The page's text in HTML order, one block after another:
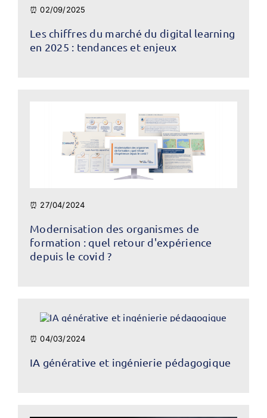
⏰ 02/09/2025
Les chiffres du marché du digital learning
en 2025 : tendances et enjeux
⏰ 27/04/2024
Modernisation des organismes de
formation : quel retour d'expérience
depuis le covid ?
⏰ 04/03/2024
IA générative et ingénierie pédagogique